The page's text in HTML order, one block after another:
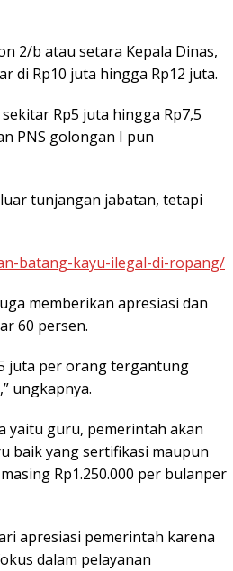
2/b atau setara Kepala Dinas,
di Rp10 juta hingga Rp12 juta.
Rp5 juta hingga Rp7,5
PNS golongan I pun
tunjangan jabatan, tetapi
batang-kayu-ilegal-di-ropang/
memberikan apresiasi dan
60 persen.
juta per orang tergantung
ungkapnya.
yaitu guru, pemerintah akan
baik yang sertifikasi maupun
Rp1.250.000 per bulanper
apresiasi pemerintah karena
dalam pelayanan